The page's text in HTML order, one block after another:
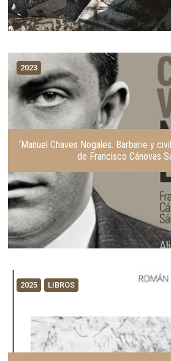
2023
‘Manuel Chaves Nogales. Barbarie y
de Francisco Cánovas
2025 LIBROS